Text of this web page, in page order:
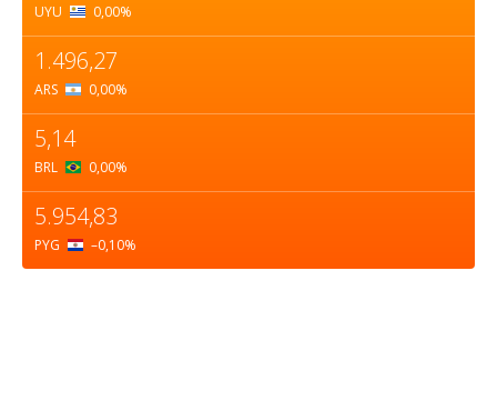
UYU 0,00%
1.496,27
ARS 0,00%
5,14
BRL 0,00%
5.954,83
PYG –0,10%